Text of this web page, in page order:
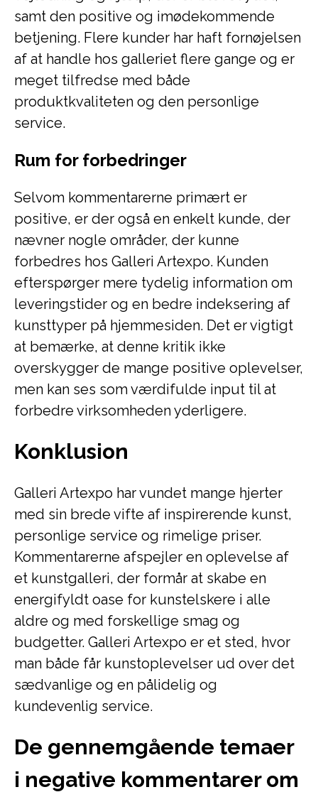
samt den positive og imødekommende
betjening. Flere kunder har haft fornøjelsen
af at handle hos galleriet flere gange og er
meget tilfredse med både
produktkvaliteten og den personlige
service.
Rum for forbedringer
Selvom kommentarerne primært er
positive, er der også en enkelt kunde, der
nævner nogle områder, der kunne
forbedres hos Galleri Artexpo. Kunden
efterspørger mere tydelig information om
leveringstider og en bedre indeksering af
kunsttyper på hjemmesiden. Det er vigtigt
at bemærke, at denne kritik ikke
overskygger de mange positive oplevelser,
men kan ses som værdifulde input til at
forbedre virksomheden yderligere.
Konklusion
Galleri Artexpo har vundet mange hjerter
med sin brede vifte af inspirerende kunst,
personlige service og rimelige priser.
Kommentarerne afspejler en oplevelse af
et kunstgalleri, der formår at skabe en
energifyldt oase for kunstelskere i alle
aldre og med forskellige smag og
budgetter. Galleri Artexpo er et sted, hvor
man både får kunstoplevelser ud over det
sædvanlige og en pålidelig og
kundevenlig service.
De gennemgående temaer
i negative kommentarer om